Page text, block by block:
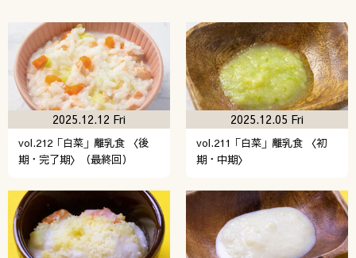
vol.212「白菜」離乳食 〈後
期・完了期〉（最終回）
2025.12.12 Fri
vol.211「白菜」離乳食 〈初
期・中期〉
2025.12.05 Fri